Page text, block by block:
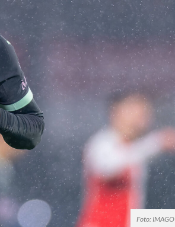
Foto: IMAGO